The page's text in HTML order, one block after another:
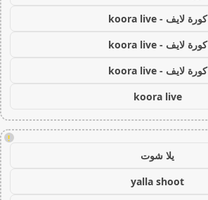
كورة لايف - koora live
كورة لايف - koora live
كورة لايف - koora live
koora live
!
يلا شوت
yalla shoot